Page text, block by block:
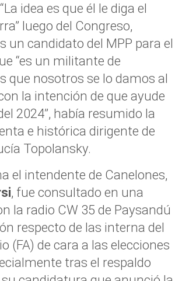
idea es que él le diga el
luego del Congreso,
un candidato del MPP para el
“es un militante de
que nosotros se lo damos al
la intención de que ayude
2024”, había resumido la
e histórica dirigente de
Topolansky.
el intendente de Canelones,
, fue consultado en una
la radio CW 35 de Paysandú
respecto de las interna del
(FA) de cara a las elecciones
tras el respaldo